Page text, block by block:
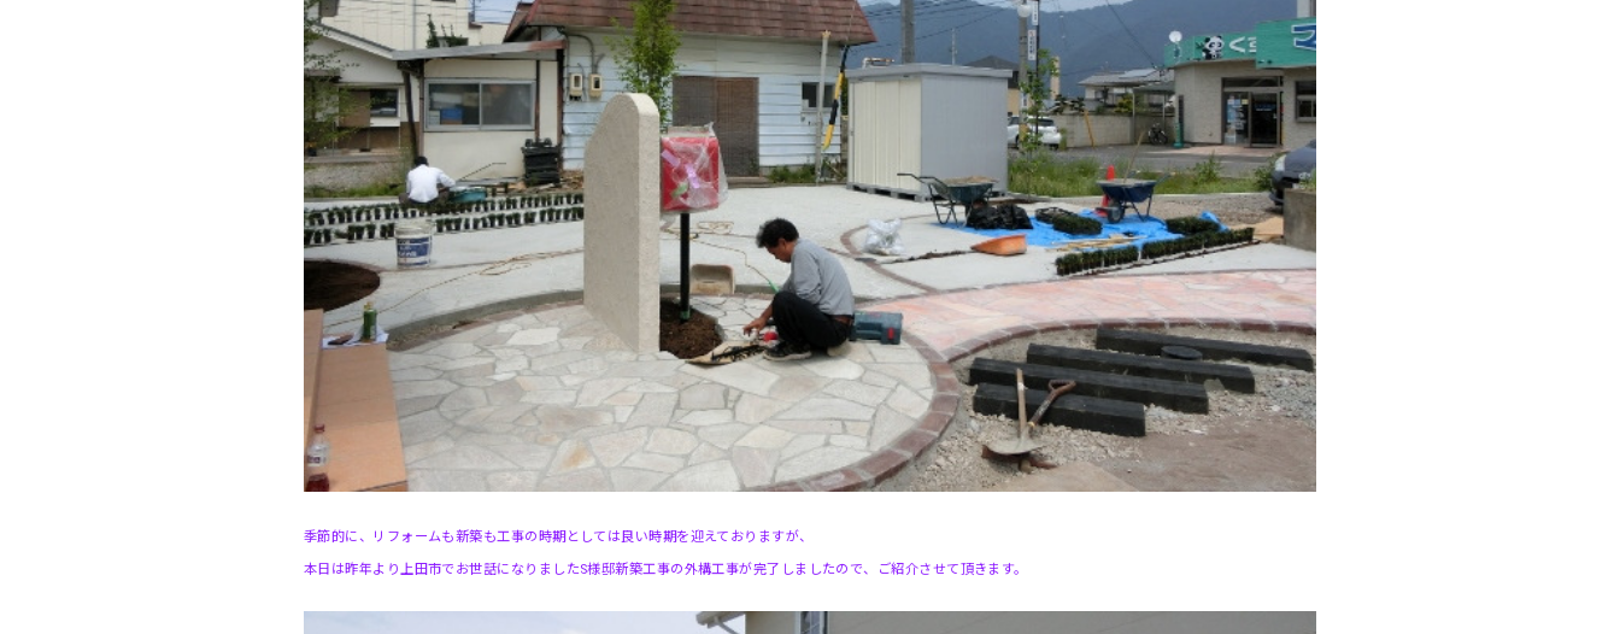
季節的に、リフォームも新築も工事の時期としては良い時期を迎えておりますが、
本日は昨年より上田市でお世話になりましたS様邸新築工事の外構工事が完了しましたので、ご紹介させて頂きます。